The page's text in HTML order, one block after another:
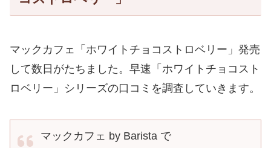
マックカフェ「ホワイトチョコストロベリー」発売
して数日がたちました。早速「ホワイトチョコスト
ロベリー」シリーズの口コミを調査していきます。
マックカフェ by Barista で